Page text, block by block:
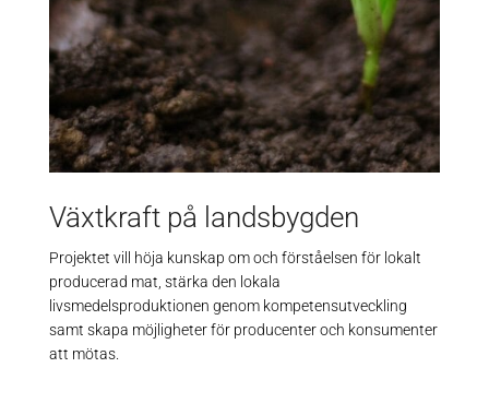
Växtkraft på landsbygden
Projektet vill höja kunskap om och förståelsen för lokalt
producerad mat, stärka den lokala
livsmedelsproduktionen genom kompetensutveckling
samt skapa möjligheter för producenter och konsumenter
att mötas.